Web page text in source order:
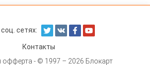
сетях:
Контакты
офферта - © 1997 – 2026 Блокарт